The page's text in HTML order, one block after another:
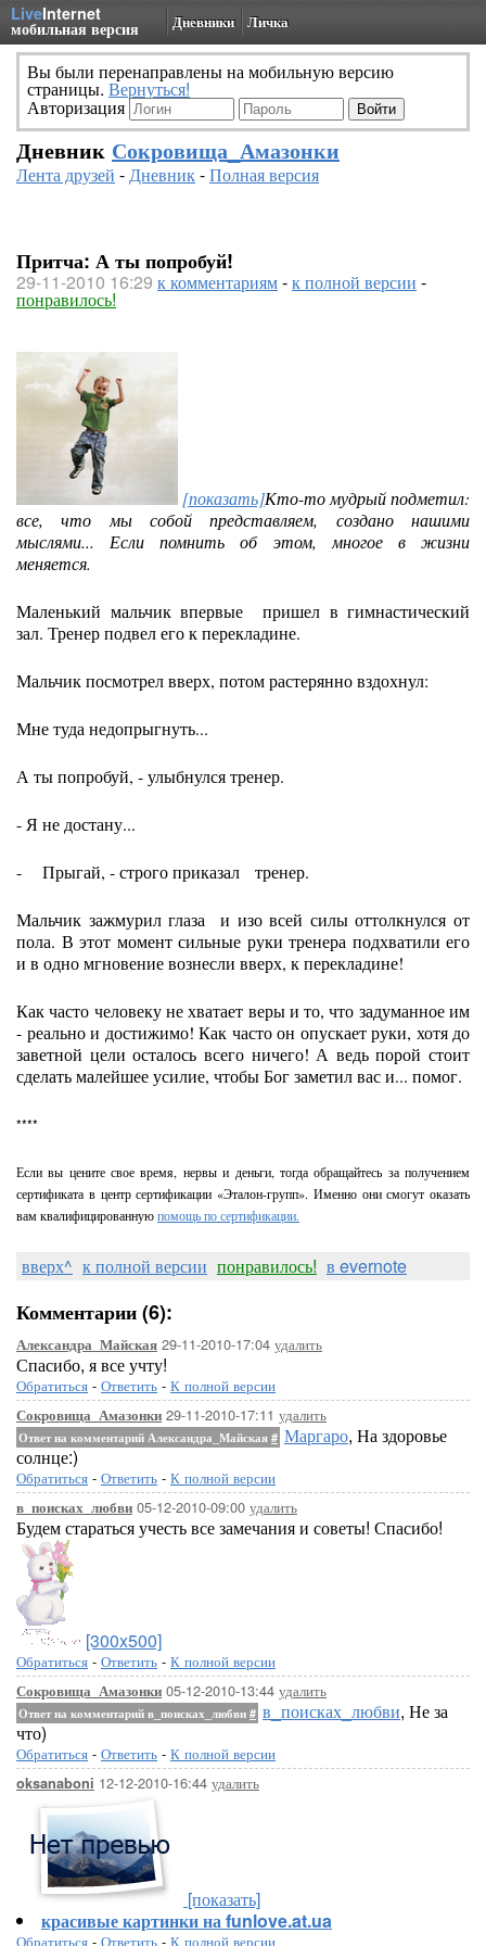
LiveInternet
мобильная версия Дневники Личка
Вы были перенаправлены на мобильную версию
страницы. Вернуться!
Авторизация
Дневник Сокровища_Амазонки
Лента друзей -Дневник-Полная версия
Притча: А ты попробуй!
29-11-2010 16:29 к комментариям-к полной версии -
понравилось!
[показать]Кто-то мудрый подметил:
все, что мы собой представляем, создано нашими
мыслями... Если помнить об этом, многое в жизни
меняется.
Маленький мальчик впервые пришел в гимнастический
зал. Тренер подвел его к перекладине.
Мальчик посмотрел вверх, потом растерянно вздохнул:
Мне туда недопрыгнуть...
А ты попробуй, - улыбнулся тренер.
- Я не достану...
- Прыгай, - строго приказал тренер.
Мальчик зажмурил глаза и изо всей силы оттолкнулся от
пола. В этот момент сильные руки тренера подхватили его
и в одно мгновение вознесли вверх, к перекладине!
Как часто человеку не хватает веры и то, что задуманное им
- реально и достижимо! Как часто он опускает руки, хотя до
заветной цели осталось всего ничего! А ведь порой стоит
сделать малейшее усилие, чтобы Бог заметил вас и... помог.
****
Если вы цените свое время, нервы и деньги, тогда обращайтесь за получением
сертификата в центр сертификации «Эталон-групп». Именно они смогут оказать
вам квалифицированнуюпомощь по сертификации.
вверх^ к полной версии понравилось! в evernote
Комментарии (6):
Александра_Майская 29-11-2010-17:04 удалить
Спасибо, я все учту!
Обратиться - Ответить - К полной версии
Сокровища_Амазонки 29-11-2010-17:11 удалить
Ответ на комментарий Александра_Майская # Маргаро, На здоровье
солнце:)
Обратиться - Ответить - К полной версии
в_поисках_любви 05-12-2010-09:00 удалить
Будем стараться учесть все замечания и советы! Спасибо!
[300x500]
Обратиться - Ответить - К полной версии
Сокровища_Амазонки 05-12-2010-13:44 удалить
Ответ на комментарий в_поисках_любви # в_поисках_любви, Не за
что)
Обратиться - Ответить - К полной версии
oksanaboni 12-12-2010-16:44 удалить
[показать]
красивые картинки на funlove.at.ua
Обратиться - Ответить - К полной версии